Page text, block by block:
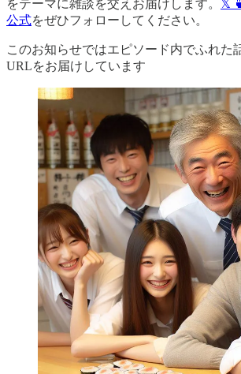
をテーマに雑談を交えお届けします。 𝕏
公式をぜひフォローしてください。
このお知らせではエピソード内でふれた
URLをお届けしています